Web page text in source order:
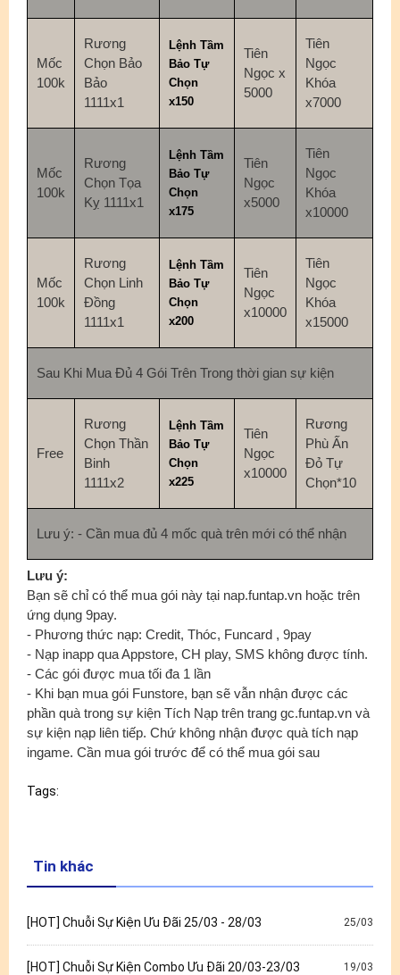
Mốc
100k
Rương
Chọn Bảo
Bảo
1111x1
Lệnh Tầm
Bảo Tự
Chọn
x150
Tiên
Ngọc x
5000
Tiên
Ngọc
Khóa
x7000
Mốc
100k
Rương
Chọn Tọa
Kỵ 1111x1
Lệnh Tầm
Bảo Tự
Chọn
x175
Tiên
Ngọc
x5000
Tiên
Ngọc
Khóa
x10000
Mốc
100k
Rương
Chọn Linh
Đồng
1111x1
Lệnh Tầm
Bảo Tự
Chọn
x200
Tiên
Ngọc
x10000
Tiên
Ngọc
Khóa
x15000
Sau Khi Mua Đủ 4 Gói Trên Trong thời gian sự kiện
Free
Rương
Chọn Thần
Binh
1111x2
Lệnh Tầm
Bảo Tự
Chọn
x225
Tiên
Ngọc
x10000
Rương
Phù Ấn
Đỏ Tự
Chọn*10
Lưu ý: - Cần mua đủ 4 mốc quà trên mới có thể nhận
Lưu ý:
Bạn sẽ chỉ có thể mua gói này tại nap.funtap.vn hoặc trên
ứng dụng 9pay.
- Phương thức nạp: Credit, Thóc, Funcard , 9pay
- Nạp inapp qua Appstore, CH play, SMS không được tính.
- Các gói được mua tối đa 1 lần
- Khi bạn mua gói Funstore, bạn sẽ vẫn nhận được các
phần quà trong sự kiện Tích Nạp trên trang gc.funtap.vn và
sự kiện nạp liên tiếp. Chứ không nhận được quà tích nạp
ingame. Cần mua gói trước để có thể mua gói sau
Tags:
Tin khác
[HOT] Chuỗi Sự Kiện Ưu Đãi 25/03 - 28/03 25/03
[HOT] Chuỗi Sự Kiện Combo Ưu Đãi 20/03-23/03 19/03